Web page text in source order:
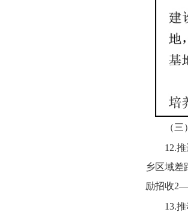
（
12.
乡区域差
励招收
13.